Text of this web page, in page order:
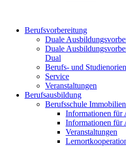
Berufsvorbereitung
Duale
Duale
Dual
Berufs- und
Service
Veranstaltungen
Berufsausbildung
Berufsschule
Informationen für
Informationen für
Veranstaltungen